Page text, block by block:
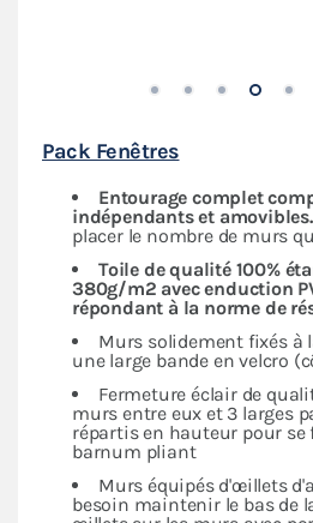
Pack Fenêtres
Entourage complet
indépendantset amovibles.
placer le nombre de murs
Toile de qualité 100%
380g/m2 avec enduction
répondant à la norme de
Murs solidement fixés à
une large bande en velcro
Fermeture éclair de
murs entre eux et 3 larges
répartis en hauteur pour se
barnum pliant
Murs équipés d'œillets
besoin maintenir le bas de